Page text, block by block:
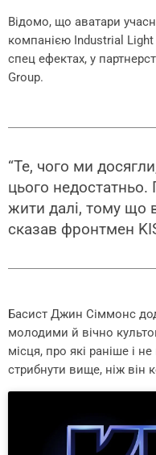
Відомо, що аватари
компанією Industrial Light
спец ефектах, у
Group.
“Те, чого ми
цього недостатньо.
жити далі, тому що
сказав фронтмен
Басист Джин Сіммонс
молодими й вічно
місця, про які раніше і
стрибнути вище, ніж він